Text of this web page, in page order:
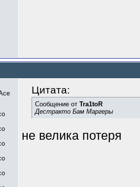
Цитата:
Сообщение от Tra1toR
Дестракто Бам Маргеры
не велика потеря